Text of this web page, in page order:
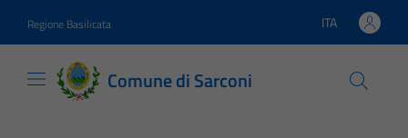
Regione Basilicata Lingua attiva:
ITA
Comune di Sarconi